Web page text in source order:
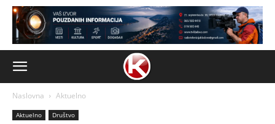
Naslovna Aktuelno
Aktuelno Društvo